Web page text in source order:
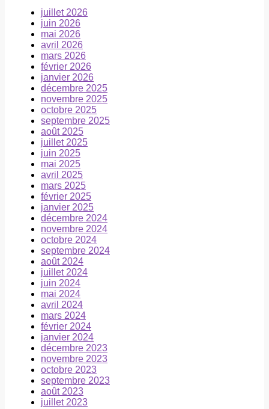
juillet 2026
juin 2026
mai 2026
avril 2026
mars 2026
février 2026
janvier 2026
décembre 2025
novembre 2025
octobre 2025
septembre 2025
août 2025
juillet 2025
juin 2025
mai 2025
avril 2025
mars 2025
février 2025
janvier 2025
décembre 2024
novembre 2024
octobre 2024
septembre 2024
août 2024
juillet 2024
juin 2024
mai 2024
avril 2024
mars 2024
février 2024
janvier 2024
décembre 2023
novembre 2023
octobre 2023
septembre 2023
août 2023
juillet 2023